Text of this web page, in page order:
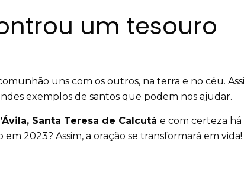
um tesouro
uns com os outros, na terra e no céu.
exemplos de santos que podem nos ajudar.
Santa Teresa de Calcutá e com certeza há
2023? Assim, a oração se transformará em vida!